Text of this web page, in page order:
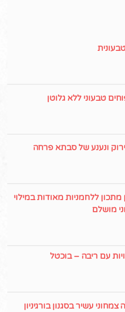
טבעוני ללא גלוטן
ונענע של סבתא פרחה
מתכון ללחמניות מאודות במילוי
מושלם
עם ריבה – בוכטל
עשיר בסגנון בורגיניון